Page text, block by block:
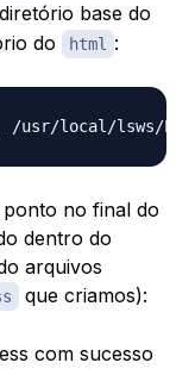
base do
do html :
/usr/local/lsws/
no final do
dentro do
arquivos
que criamos):
com sucesso